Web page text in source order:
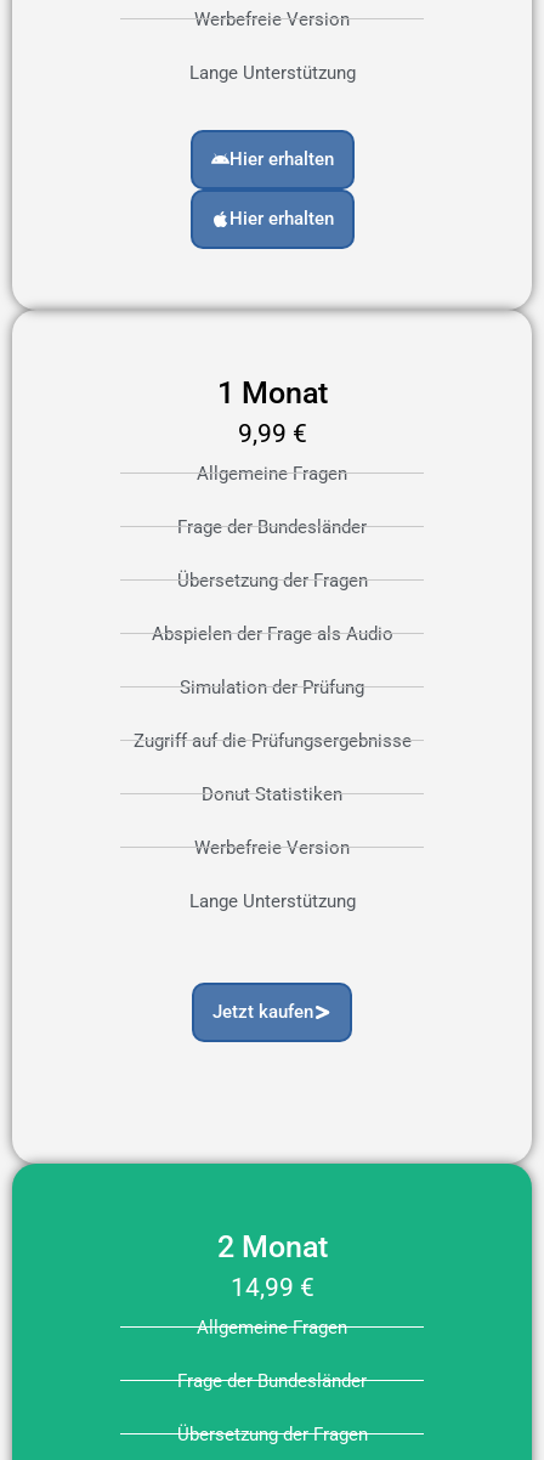
Werbefreie Version
Lange Unterstützung
Hier erhalten
Hier erhalten
1 Monat
9,99 €
Allgemeine Fragen
Frage der Bundesländer
Übersetzung der Fragen
Abspielen der Frage als Audio
Simulation der Prüfung
Zugriff auf die Prüfungsergebnisse
Donut Statistiken
Werbefreie Version
Lange Unterstützung
Jetzt kaufen
2 Monat
14,99 €
Allgemeine Fragen
Frage der Bundesländer
Übersetzung der Fragen